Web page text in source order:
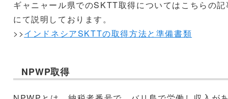
ギャニャール県でのSKTT取得についてはこちらの記
にて説明しております。
>>インドネシアSKTTの取得方法と準備書類
NPWP取得